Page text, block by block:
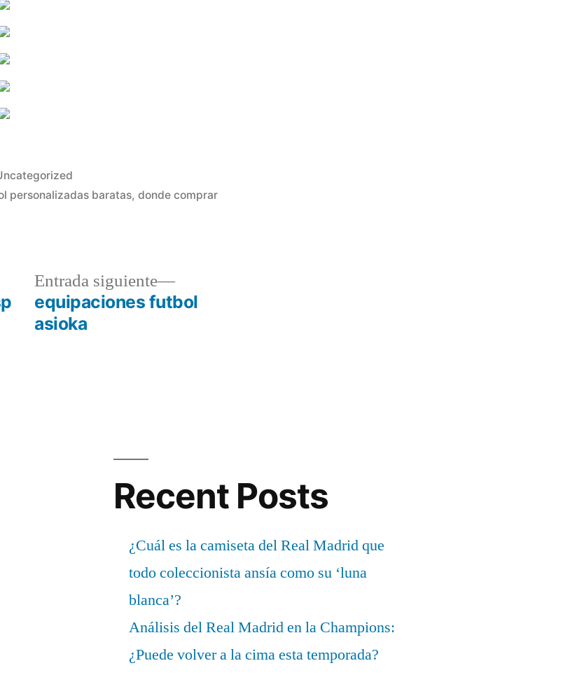
personalizadas baratas,donde comprar
Entrada siguiente
Entrada
siguiente:
equipaciones futbol
asioka
Recent Posts
¿Cuál es la camiseta del Real Madrid que
todo coleccionista ansía como su ‘luna
blanca’?
Análisis del Real Madrid en la Champions:
¿Puede volver a la cima esta temporada?